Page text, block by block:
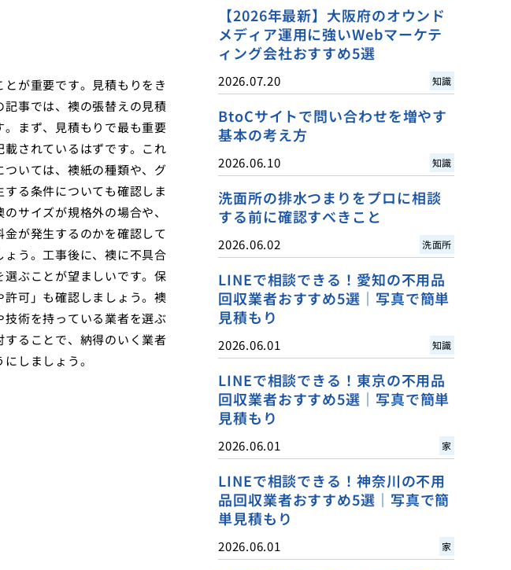
が重要です。見積もりをき
事では、襖の張替えの見積
まず、見積もりで最も重要
されているはずです。これ
いては、襖紙の種類や、グ
る条件についても確認しま
サイズが規格外の場合や、
が発生するのかを確認して
う。工事後に、襖に不具合
ぶことが望ましいです。保
可」も確認しましょう。襖
術を持っている業者を選ぶ
ることで、納得のいく業者
しましょう。
【2026年最新】大阪府のオウンド
メディア運用に強いWebマーケテ
ィング会社おすすめ5選
2026.07.20 知識
BtoCサイトで問い合わせを増やす
基本の考え方
2026.06.10 知識
洗面所の排水つまりをプロに相談
する前に確認すべきこと
2026.06.02 洗面所
LINEで相談できる！愛知の不用品
回収業者おすすめ5選｜写真で簡単
見積もり
2026.06.01 知識
LINEで相談できる！東京の不用品
回収業者おすすめ5選｜写真で簡単
見積もり
2026.06.01 家
LINEで相談できる！神奈川の不用
品回収業者おすすめ5選｜写真で簡
単見積もり
2026.06.01 家